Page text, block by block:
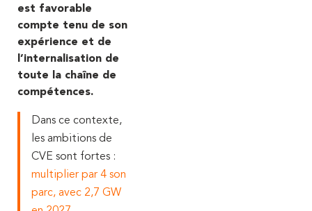
est favorable
compte tenu de son
expérience et de
l’internalisation de
toute la chaîne de
compétences.
Dans ce contexte,
les ambitions de
CVE sont fortes :
multiplier par 4 son
parc, avec 2,7 GW